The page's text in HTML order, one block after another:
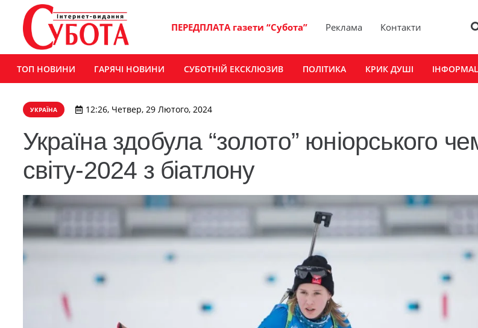
ПЕРЕДПЛАТА газети “Субота” Реклама Контакти
ТОП НОВИНИ ГАРЯЧІ НОВИНИ СУБОТНІЙ ЕКСКЛЮЗИВ ПОЛІТИКА КРИК ДУШІ
УКРАЇНА 12:26, Четвер, 29 Лютого, 2024
Україна здобула “золото” юніорського
світу-2024 з біатлону